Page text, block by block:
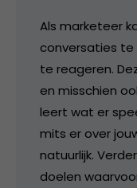
Als marketeer
conversaties te
te reageren.
en misschien
leert wat er
mits er over
natuurlijk.
doelen